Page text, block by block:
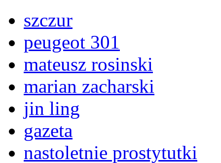
szczur
peugeot 301
mateusz rosinski
marian zacharski
jin ling
gazeta
nastoletnie prostytutki